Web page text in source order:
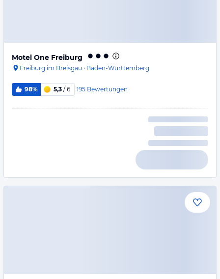
Motel One Freiburg
Freiburg im Breisgau · Baden-Württemberg
98% 5,3 / 6 195 Bewertungen